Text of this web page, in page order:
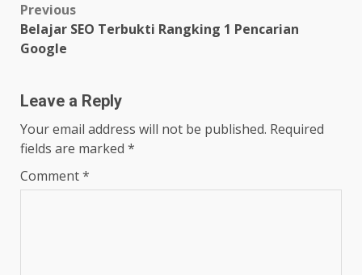
Post
navigation
Previous
Belajar SEO Terbukti Rangking 1 Pencarian
Google
Leave a Reply
Your email address will not be published. Required
fields are marked *
Comment*